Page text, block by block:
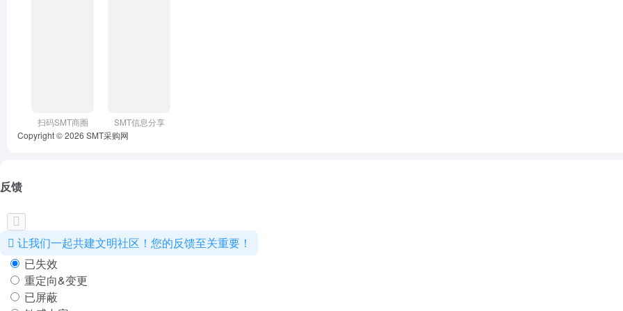
扫码SMT商圈
SMT信息分享
Copyright © 2026 SMT采购网
反馈
让我们一起共建文明社区！您的反馈至关重要！
已失效
重定向&变更
已屏蔽